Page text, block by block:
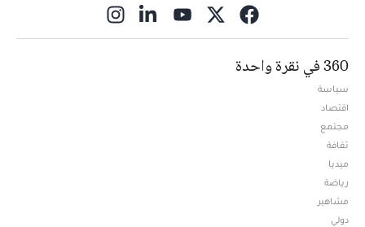
360 في نقرة واحدة
سياسة
اقتصاد
مجتمع
ثقافة
ميديا
رياضة
مشاهير
دولي